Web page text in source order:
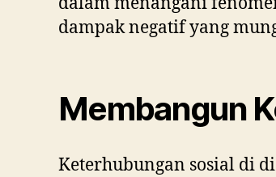
dampak negatif yang
Membangun
Keterhubungan sosial di